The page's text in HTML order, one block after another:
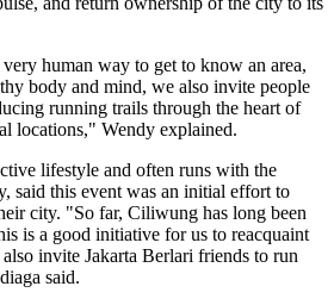
human way to get to know an area,
body and mind, we also invite people
running trails through the heart of
locations," Wendy explained.
lifestyle and often runs with the
said this event was an initial effort to
city. "So far, Ciliwung has long been
is a good initiative for us to reacquaint
invite Jakarta Berlari friends to run
said.